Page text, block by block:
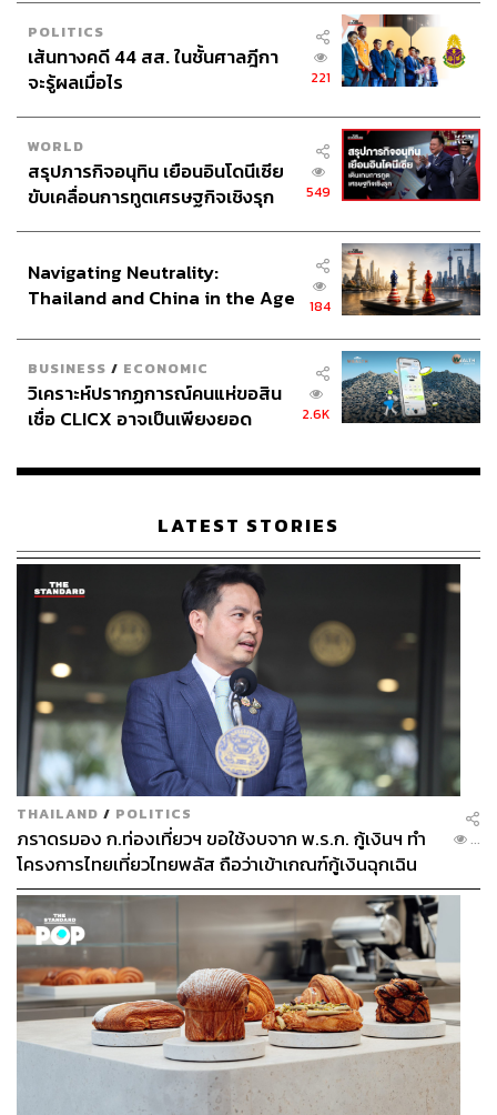
POLITICS
เส้นทางคดี 44 สส. ในชั้นศาลฎีกา
จะรู้ผลเมื่อไร
221
WORLD
สรุปภารกิจอนุทิน เยือนอินโดนีเซีย
ขับเคลื่อนการทูตเศรษฐกิจเชิงรุก
549
Navigating Neutrality:
Thailand and China in the Age
184
BUSINESS / ECONOMIC
วิเคราะห์ปรากฏการณ์คนแห่ขอสิน
เชื่อ CLICX อาจเป็นเพียงยอด
เรือนไทยที่ถูกซุกไว้
2.6K
LATEST STORIES
THAILAND / POLITICS
ภราดรมอง ก.ท่องเที่ยวฯ ขอใช้งบจาก พ.ร.ก. กู้เงินฯ ทำ
โครงการไทยเที่ยวไทยพลัส ถือว่าเข้าเกณฑ์กู้เงินฉุกเฉิน
...